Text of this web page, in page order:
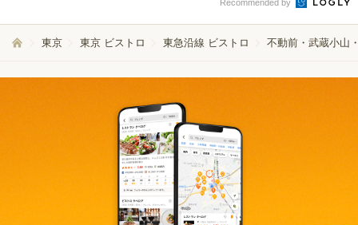
Recommended by
東京 東京 ビストロ 東急沿線 ビストロ 不動前・武蔵小山